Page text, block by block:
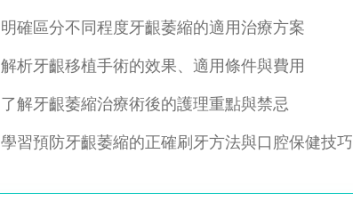
明確區分不同程度牙齦萎縮的適用治療方案
解析牙齦移植手術的效果、適用條件與費用
了解牙齦萎縮治療術後的護理重點與禁忌
學習預防牙齦萎縮的正確刷牙方法與口腔保健技巧